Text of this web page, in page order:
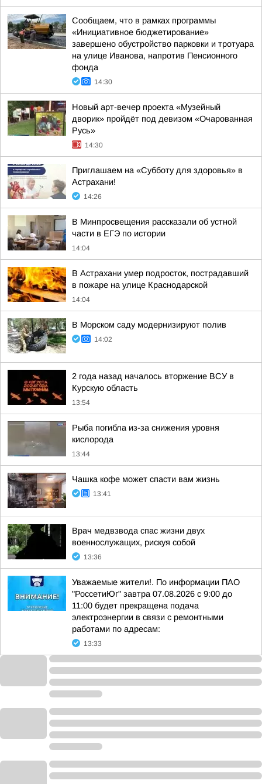
Сообщаем, что в рамках программы
«Инициативное бюджетирование»
завершено обустройство парковки и тротуара
на улице Иванова, напротив Пенсионного
фонда
14:30
Новый арт-вечер проекта «Музейный
дворик» пройдёт под девизом «Очарованная
Русь»
14:30
Приглашаем на «Субботу для здоровья» в
Астрахани!
14:26
В Минпросвещения рассказали об устной
части в ЕГЭ по истории
14:04
В Астрахани умер подросток, пострадавший
в пожаре на улице Краснодарской
14:04
В Морском саду модернизируют полив
14:02
2 года назад началось вторжение ВСУ в
Курскую область
13:54
Рыба погибла из-за снижения уровня
кислорода
13:44
Чашка кофе может спасти вам жизнь
13:41
Врач медвзвода спас жизни двух
военнослужащих, рискуя собой
13:36
Уважаемые жители!. По информации ПАО
"РоссетиЮг" завтра 07.08.2026 с 9:00 до
11:00 будет прекращена подача
электроэнергии в связи с ремонтными
работами по адресам:
13:33